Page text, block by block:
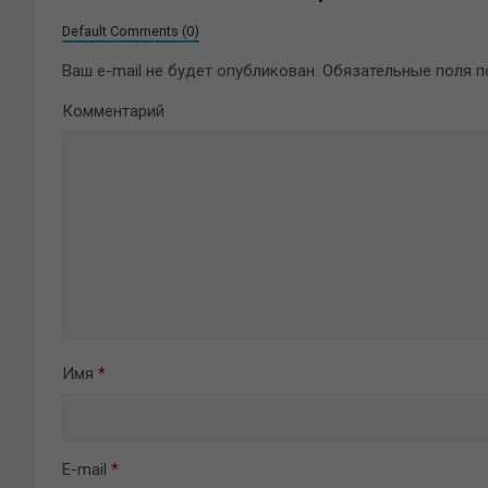
Default Comments (0)
Ваш e-mail не будет опубликован. Обязательные поля
Комментарий
Имя *
E-mail *